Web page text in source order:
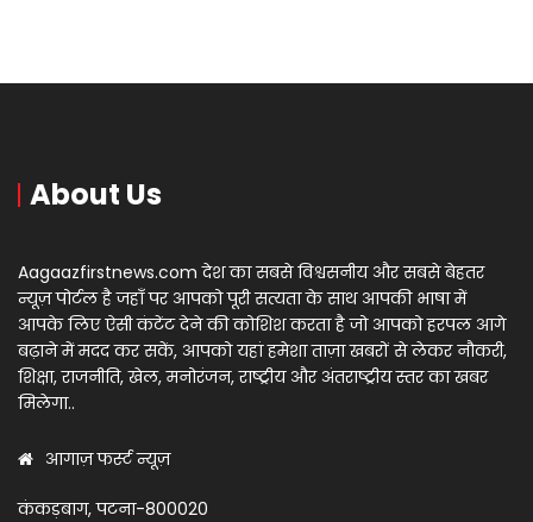
About Us
Aagaazfirstnews.com देश का सबसे विश्वसनीय और सबसे बेहतर
न्यूज़ पोर्टल है जहाँ पर आपको पूरी सत्यता के साथ आपकी भाषा में
आपके लिए ऐसी कंटेंट देने की कोशिश करता है जो आपको हरपल आगे
बढ़ाने में मदद कर सकें, आपको यहां हमेशा ताज़ा खबरों से लेकर नौकरी,
शिक्षा, राजनीति, खेल, मनोरंजन, राष्ट्रीय और अंतराष्ट्रीय स्तर का खबर
मिलेगा..
आगाज़ फर्स्ट न्यूज़
कंकड़बाग, पटना-800020